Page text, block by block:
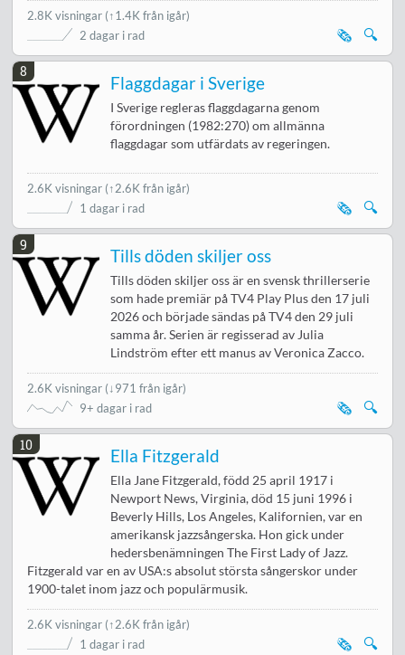
2.8K visningar (↑1.4K från igår)
2 dagar i rad
🔍
🗞️
8
Flaggdagar i Sverige
I Sverige regleras flaggdagarna genom
förordningen (1982:270) om allmänna
flaggdagar som utfärdats av regeringen.
2.6K visningar (↑2.6K från igår)
1 dagar i rad
🔍
🗞️
9
Tills döden skiljer oss
Tills döden skiljer oss är en svensk thrillerserie
som hade premiär på TV4 Play Plus den 17 juli
2026 och började sändas på TV4 den 29 juli
samma år. Serien är regisserad av Julia
Lindström efter ett manus av Veronica Zacco.
2.6K visningar (↓971 från igår)
9+ dagar i rad
🔍
🗞️
10
Ella Fitzgerald
Ella Jane Fitzgerald, född 25 april 1917 i
Newport News, Virginia, död 15 juni 1996 i
Beverly Hills, Los Angeles, Kalifornien, var en
amerikansk jazzsångerska. Hon gick under
hedersbenämningen The First Lady of Jazz.
Fitzgerald var en av USA:s absolut största sångerskor under
1900-talet inom jazz och populärmusik.
2.6K visningar (↑2.6K från igår)
1 dagar i rad
🔍
🗞️